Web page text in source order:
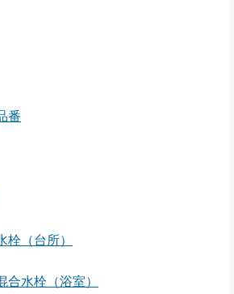
番
栓（台所）
合水栓（浴室）